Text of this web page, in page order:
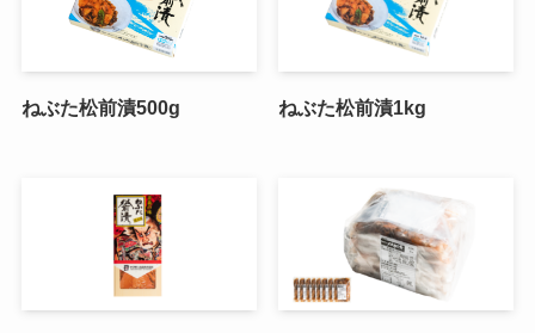
ねぶた松前漬500g ねぶた松前漬1kg